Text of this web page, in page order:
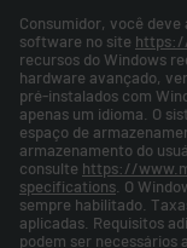
Consumidor, você
software no site
recursos do Windows
hardware avançado,
pré-instalados com
apenas um idioma. O
espaço de
armazenamento do
consulte https://
specifications . O
sempre habilitado.
aplicadas. Requisitos
podem ser necessários